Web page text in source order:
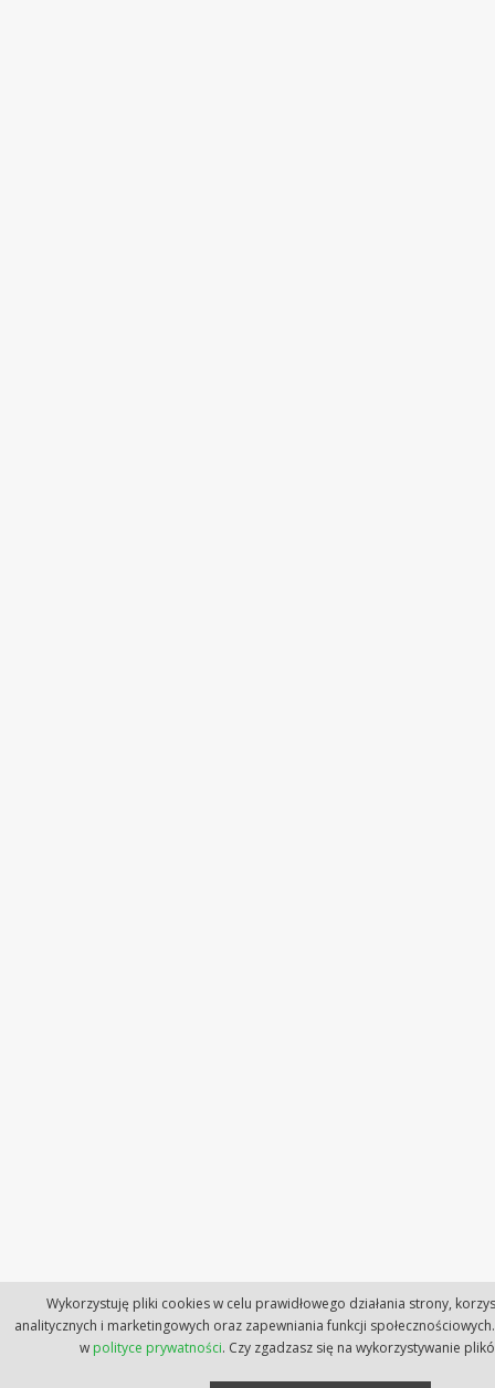
Wykorzystuję pliki cookies w celu prawidłowego działania strony,
analitycznych i marketingowych oraz zapewniania funkcji społecznościowych.
w polityce prywatności. Czy zgadzasz się na wykorzystywanie